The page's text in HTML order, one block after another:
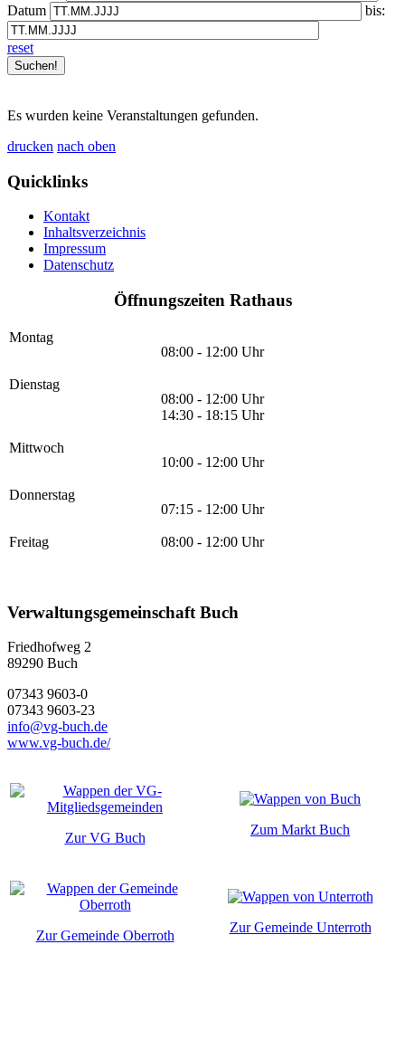
Datum
bis:
reset
Es wurden keine Veranstaltungen gefunden.
drucken nach oben
Quicklinks
Kontakt
Inhaltsverzeichnis
Impressum
Datenschutz
Öffnungszeiten Rathaus
Montag
08:00 - 12:00 Uhr
Dienstag
08:00 - 12:00 Uhr
14:30 - 18:15 Uhr
Mittwoch
10:00 - 12:00 Uhr
Donnerstag
07:15 - 12:00 Uhr
Freitag 08:00 - 12:00 Uhr
Verwaltungsgemeinschaft Buch
Friedhofweg 2
89290 Buch
07343 9603-0
07343 9603-23
info@vg-buch.de
www.vg-buch.de/
Zur VG Buch
Zum Markt Buch
Zur Gemeinde Oberroth
Zur Gemeinde Unterroth